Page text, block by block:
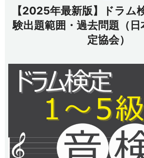
【2025年最新版】ドラム
験出題範囲・過去問題（
定協会）